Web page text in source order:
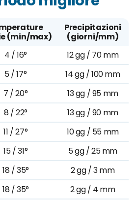
(min/max)
Precipitazioni
(giorni/mm)
4 / 16°
12 gg / 70 mm
5 / 17°
14 gg / 100 mm
7 / 20°
13 gg / 95 mm
8 / 22°
13 gg / 90 mm
11 / 27°
10 gg / 55 mm
15 / 31°
5 gg / 25 mm
18 / 35°
2 gg / 3 mm
18 / 35°
2 gg / 4 mm